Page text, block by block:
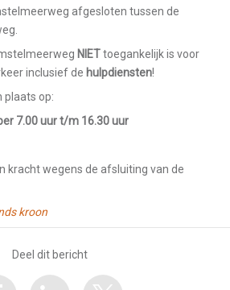
afgesloten tussen de
NIETtoegankelijk is voor
inclusief de hulpdiensten!
plaats op:
7.00 uur t/m 16.30 uur
kracht wegens de afsluiting van de
kroon
Deel dit bericht